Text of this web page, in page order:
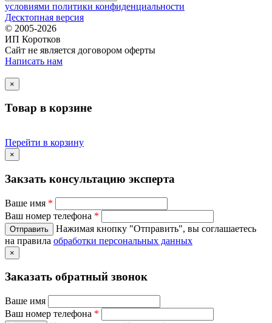
условиями политики конфиденциальности
Десктопная версия
© 2005-2026
ИП Коротков
Сайт не является договором оферты
Написать нам
×
Товар в корзине
Перейти в корзину
×
Закзать консультацию эксперта
Ваше имя *
Ваш номер телефона *
Нажимая кнопку "Отправить", вы соглашаетесь
на правила обработки персональных данных
×
Заказать обратный звонок
Ваше имя
Ваш номер телефона *